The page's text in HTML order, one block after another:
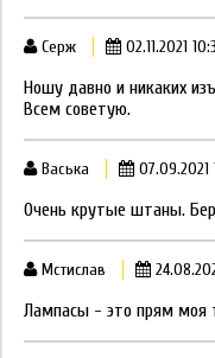
Серж 02.11.2021
Ношу давно и никаких
Всем советую.
Васька 07.09.2021
Очень крутые штаны.
Мстислав
Лампасы - это прям моя